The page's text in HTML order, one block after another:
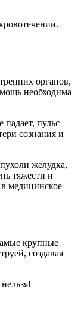
органов,
необходима
пульс
сознания и
желудка,
тяжести и
медицинское
крупные
создавая